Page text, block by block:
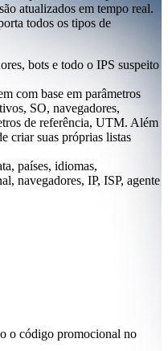
atualizados em tempo real.
todos os tipos de
bots e todo o IPS suspeito
com base em parâmetros
SO, navegadores,
de referência, UTM. Além
criar suas próprias listas
países, idiomas,
navegadores, IP, ISP, agente
o código promocional no